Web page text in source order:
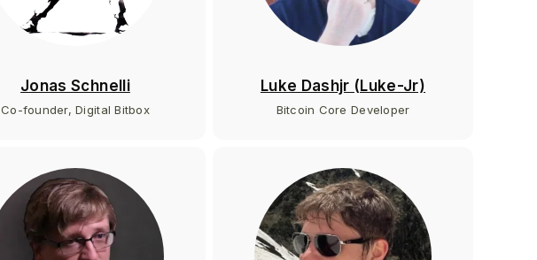
Jonas Schnelli
Co-founder, Digital Bitbox
Luke Dashjr (Luke-Jr)
Bitcoin Core Developer